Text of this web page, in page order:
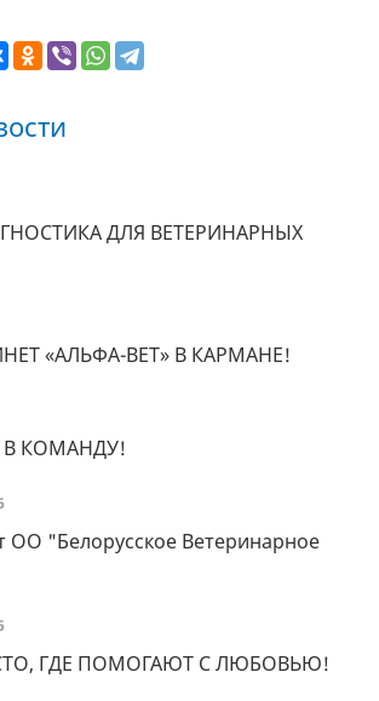
ДЛЯ ВЕТЕРИНАРНЫХ
«АЛЬФА-ВЕТ» В КАРМАНЕ!
КОМАНДУ!
"Белорусское Ветеринарное
ГДЕ ПОМОГАЮТ С ЛЮБОВЬЮ!